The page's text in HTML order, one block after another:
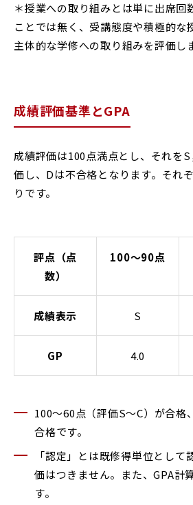
学内専用 ポータ
ENGLISH
OFFICIAL SNS
＊授業への取り組みとは単に出席回
ことでは無く、受講態度や積極的な
主体的な学修への取り組みを評価し
成績評価基準とGPA
成績評価は100点満点とし、それを
価し、Dは不合格となります。それ
りです。
評点（点
数）
100～90点
成績表示 S
GP 4.0
100～60点（評価S～C）が合格
合格です。
「認定」とは既修得単位として
価はつきません。また、GPA計
す。